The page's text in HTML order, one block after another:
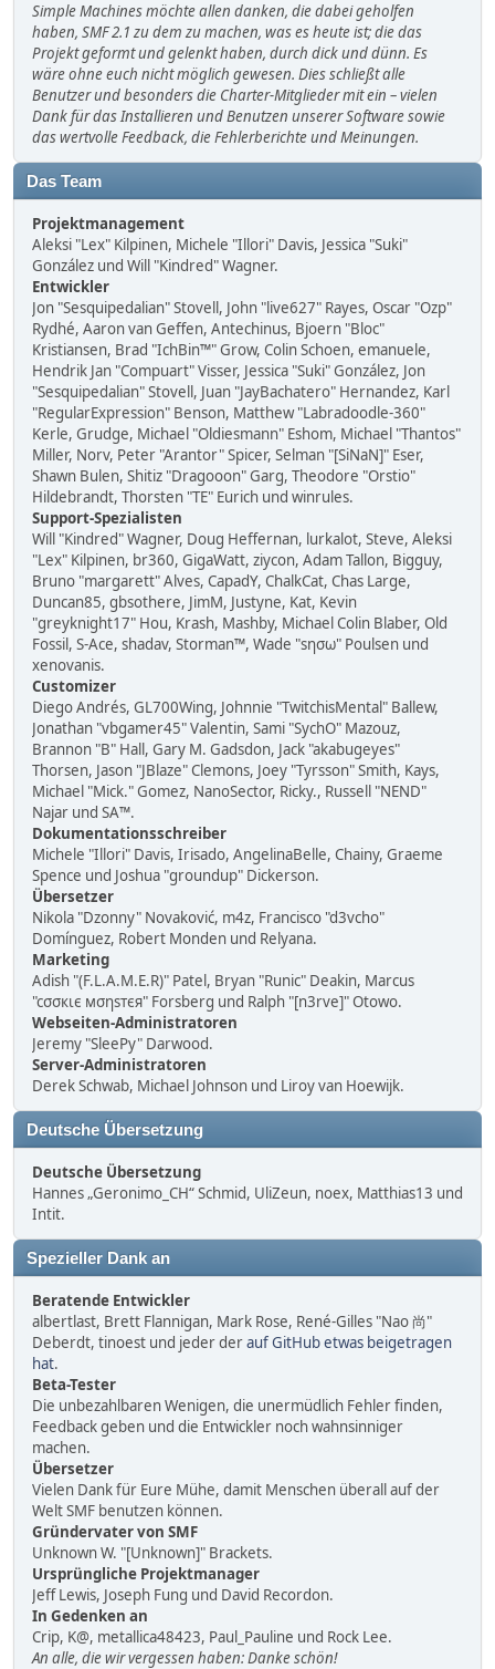
Simple Machines möchte allen danken, die dabei geholfen
haben, SMF 2.1 zu dem zu machen, was es heute ist; die das
Projekt geformt und gelenkt haben, durch dick und dünn. Es
wäre ohne euch nicht möglich gewesen. Dies schließt alle
Benutzer und besonders die Charter-Mitglieder mit ein – vielen
Dank für das Installieren und Benutzen unserer Software sowie
das wertvolle Feedback, die Fehlerberichte und Meinungen.
Das Team
Projektmanagement
Aleksi "Lex" Kilpinen, Michele "Illori" Davis, Jessica "Suki"
González und Will "Kindred" Wagner.
Entwickler
Jon "Sesquipedalian" Stovell, John "live627" Rayes, Oscar "Ozp"
Rydhé, Aaron van Geffen, Antechinus, Bjoern "Bloc"
Kristiansen, Brad "IchBin™" Grow, Colin Schoen, emanuele,
Hendrik Jan "Compuart" Visser, Jessica "Suki" González, Jon
"Sesquipedalian" Stovell, Juan "JayBachatero" Hernandez, Karl
"RegularExpression" Benson, Matthew "Labradoodle-360"
Kerle, Grudge, Michael "Oldiesmann" Eshom, Michael "Thantos"
Miller, Norv, Peter "Arantor" Spicer, Selman "[SiNaN]" Eser,
Shawn Bulen, Shitiz "Dragooon" Garg, Theodore "Orstio"
Hildebrandt, Thorsten "TE" Eurich und winrules.
Support-Spezialisten
Will "Kindred" Wagner, Doug Heffernan, lurkalot, Steve, Aleksi
"Lex" Kilpinen, br360, GigaWatt, ziycon, Adam Tallon, Bigguy,
Bruno "margarett" Alves, CapadY, ChalkCat, Chas Large,
Duncan85, gbsothere, JimM, Justyne, Kat, Kevin
"greyknight17" Hou, Krash, Mashby, Michael Colin Blaber, Old
Fossil, S-Ace, shadav, Storman™, Wade "sησω" Poulsen und
xenovanis.
Customizer
Diego Andrés, GL700Wing, Johnnie "TwitchisMental" Ballew,
Jonathan "vbgamer45" Valentin, Sami "SychO" Mazouz,
Brannon "B" Hall, Gary M. Gadsdon, Jack "akabugeyes"
Thorsen, Jason "JBlaze" Clemons, Joey "Tyrsson" Smith, Kays,
Michael "Mick." Gomez, NanoSector, Ricky., Russell "NEND"
Najar und SA™.
Dokumentationsschreiber
Michele "Illori" Davis, Irisado, AngelinaBelle, Chainy, Graeme
Spence und Joshua "groundup" Dickerson.
Übersetzer
Nikola "Dzonny" Novaković, m4z, Francisco "d3vcho"
Domínguez, Robert Monden und Relyana.
Marketing
Adish "(F.L.A.M.E.R)" Patel, Bryan "Runic" Deakin, Marcus
"cσσкιє мσηѕтєя" Forsberg und Ralph "[n3rve]" Otowo.
Webseiten-Administratoren
Jeremy "SleePy" Darwood.
Server-Administratoren
Derek Schwab, Michael Johnson und Liroy van Hoewijk.
Deutsche Übersetzung
Deutsche Übersetzung
Hannes „Geronimo_CH“ Schmid, UliZeun, noex, Matthias13 und
Intit.
Spezieller Dank an
Beratende Entwickler
albertlast, Brett Flannigan, Mark Rose, René-Gilles "Nao 尚"
Deberdt, tinoest und jeder derauf GitHub etwas beigetragen
hat.
Beta-Tester
Die unbezahlbaren Wenigen, die unermüdlich Fehler finden,
Feedback geben und die Entwickler noch wahnsinniger
machen.
Übersetzer
Vielen Dank für Eure Mühe, damit Menschen überall auf der
Welt SMF benutzen können.
Gründervater von SMF
Unknown W. "[Unknown]" Brackets.
Ursprüngliche Projektmanager
Jeff Lewis, Joseph Fung und David Recordon.
In Gedenken an
Crip, K@, metallica48423, Paul_Pauline und Rock Lee.
An alle, die wir vergessen haben: Danke schön!